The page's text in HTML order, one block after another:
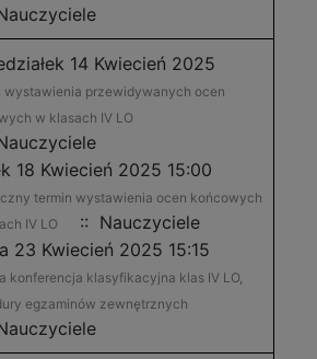
14 Kwiecień 2025
wystawienia przewidywanych ocen
w klasach IV LO
18 Kwiecień 2025 15:00
termin wystawienia ocen końcowych
IV LO
:: Nauczyciele
23 Kwiecień 2025 15:15
konferencja klasyfikacyjna klas IV LO,
egzaminów zewnętrznych